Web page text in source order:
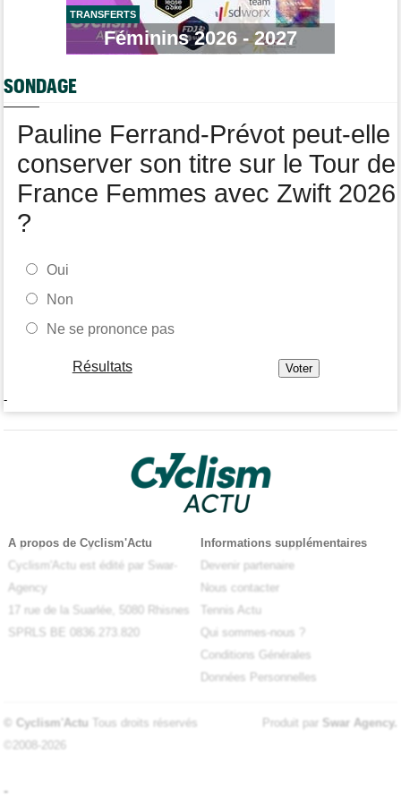
Route
Robert Gesink : "Le cyclisme moderne est beaucoup plus
propre..."
Joao Almeida a dû abandonner après une chute
TRANSFERTS
Féminins 2026 - 2027
SONDAGE
Pauline Ferrand-Prévot peut-elle
conserver son titre sur le Tour de
France Femmes avec Zwift 2026
?
Oui
Non
Ne se prononce pas
Résultats
-
A propos de Cyclism'Actu
Cyclism'Actu est édité par Swar-
Agency
17 rue de la Suarlée, 5080 Rhisnes
SPRLS BE 0836.273.820
Informations supplémentaires
Devenir partenaire
Nous contacter
Tennis Actu
Qui sommes-nous ?
Conditions Générales
Données Personnelles
© Cyclism'Actu Tous droits réservés
©2008-2026
Produit par Swar Agency.
-